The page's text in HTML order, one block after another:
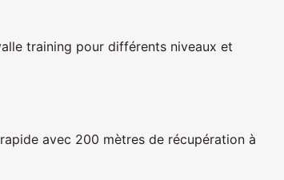
training pour différents niveaux et
avec 200 mètres de récupération à